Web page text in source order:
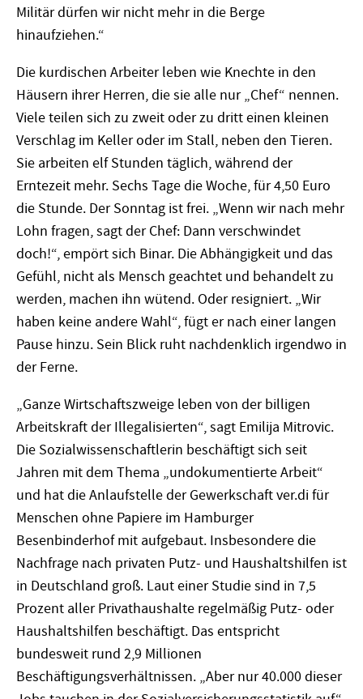
Militär dürfen wir nicht mehr in die Berge
hinaufziehen.“
Die kurdischen Arbeiter leben wie Knechte in den
Häusern ihrer Herren, die sie alle nur „Chef“ nennen.
Viele teilen sich zu zweit oder zu dritt einen kleinen
Verschlag im Keller oder im Stall, neben den Tieren.
Sie arbeiten elf Stunden täglich, während der
Erntezeit mehr. Sechs Tage die Woche, für 4,50 Euro
die Stunde. Der Sonntag ist frei. „Wenn wir nach mehr
Lohn fragen, sagt der Chef: Dann verschwindet
doch!“, empört sich Binar. Die Abhängigkeit und das
Gefühl, nicht als Mensch geachtet und behandelt zu
werden, machen ihn wütend. Oder resigniert. „Wir
haben keine andere Wahl“, fügt er nach einer langen
Pause hinzu. Sein Blick ruht nachdenklich irgendwo in
der Ferne.
„Ganze Wirtschaftszweige leben von der billigen
Arbeitskraft der Illegalisierten“, sagt Emilija Mitrovic.
Die Sozialwissenschaftlerin beschäftigt sich seit
Jahren mit dem Thema „undokumentierte Arbeit“
und hat die Anlaufstelle der Gewerkschaft ver.di für
Menschen ohne Papiere im Hamburger
Besenbinderhof mit aufgebaut. Insbesondere die
Nachfrage nach privaten Putz- und Haushaltshilfen ist
in Deutschland groß. Laut einer Studie sind in 7,5
Prozent aller Privathaushalte regelmäßig Putz- oder
Haushaltshilfen beschäftigt. Das entspricht
bundesweit rund 2,9 Millionen
Beschäftigungsverhältnissen. „Aber nur 40.000 dieser